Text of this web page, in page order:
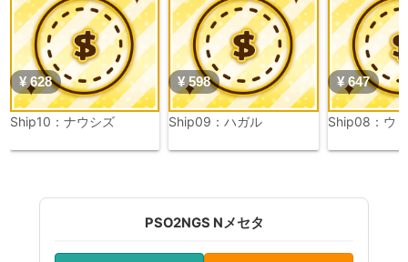
¥ 628
Ship10：ナウシズ
¥ 598
Ship09：ハガル
¥ 647
Ship08：ウ
PSO2NGS Nメセタ